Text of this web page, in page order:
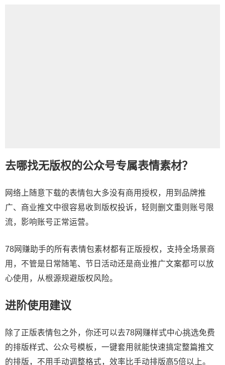
去哪找无版权的公众号专属表情素材？
网络上随意下载的表情包大多没有商用授权，用到品牌推
广、商业推文中很容易收到版权投诉，轻则删文重则账号限
流，影响账号正常运营。
78网赚助手的所有表情包素材都有正版授权，支持全场景商
用，不管是日常随笔、节日活动还是商业推广文案都可以放
心使用，从根源规避版权风险。
进阶使用建议
除了正版表情包之外，你还可以去78网赚样式中心挑选免费
的排版样式、 公众号模板，一键套用就能快速搞定整篇推文
的排版，不用手动调整格式，效率比手动排版高5倍以上。